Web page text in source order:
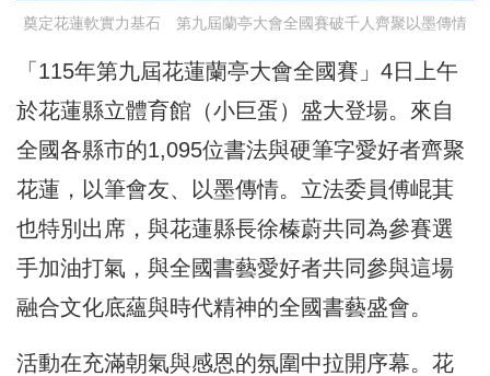
奠定花蓮軟實力基石 第九屆蘭亭大會全國賽破千人齊聚以墨傳情
「115年第九屆花蓮蘭亭大會全國賽」4日上午
於花蓮縣立體育館（小巨蛋）盛大登場。來自
全國各縣市的1,095位書法與硬筆字愛好者齊聚
花蓮，以筆會友、以墨傳情。立法委員傅崐萁
也特別出席，與花蓮縣長徐榛蔚共同為參賽選
手加油打氣，與全國書藝愛好者共同參與這場
融合文化底蘊與時代精神的全國書藝盛會。
活動在充滿朝氣與感恩的氛圍中拉開序幕。花